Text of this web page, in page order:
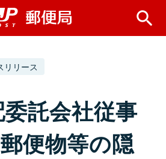
リリース
託会社従事
便物等の隠